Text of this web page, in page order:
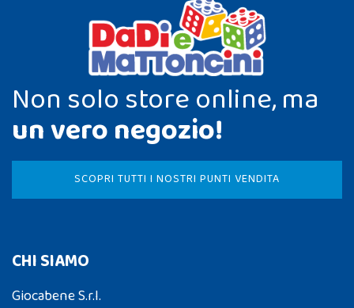
Non solo store online, ma
un vero negozio!
SCOPRI TUTTI I NOSTRI PUNTI VENDITA
CHI SIAMO
Giocabene S.r.l.